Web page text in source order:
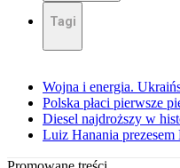
Tagi
Wojna i energia.
Polska płaci pierwsze
Diesel najdroższy w
Luiz Hanania